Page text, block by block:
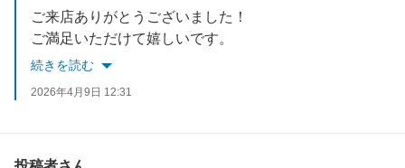
ご来店ありがとうございました！
ご満足いただけて嬉しいです。
またのご利用をお待ちしております！
続きを読む
2026年4月9日 12:31